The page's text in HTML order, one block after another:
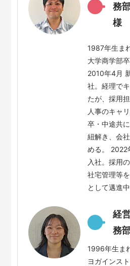
務
様
1987年生
大学商学部
2010年4月
社。経理で
たが、採用
人事のキャ
卒・中途共
紐解き、会
める。 2022
入社。採用
社宅管理等
として邁進中
経
務
1996年生ま
ヨガインス